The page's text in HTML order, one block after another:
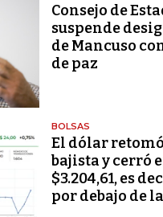
Consejo de
suspende
de Mancuso
de paz
BOLSAS
El dólar
bajista y cerró
$3.204,61, es
por debajo de